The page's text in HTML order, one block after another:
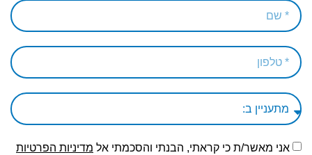
אני מאשר/ת כי קראתי, הבנתי והסכמתי אל מדיניות הפרטיות